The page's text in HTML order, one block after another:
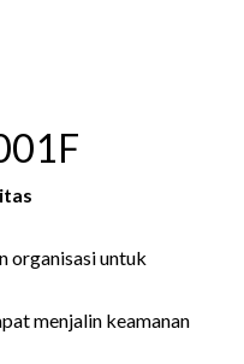
organisasi untuk
menjalin keamanan